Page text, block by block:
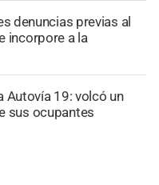
denuncias previas al
incorpore a la
Autovía 19: volcó un
sus ocupantes